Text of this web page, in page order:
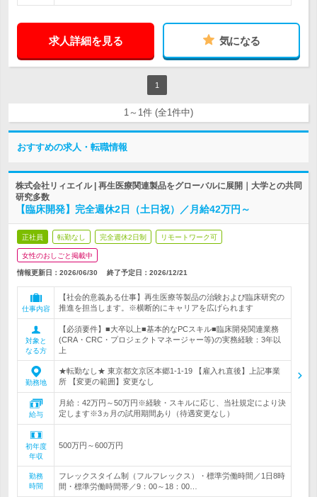
求人詳細を見る 気になる
1
1～1件 (全1件中)
おすすめの求人・転職情報
株式会社リィエイル | 再生医療関連製品をグローバルに展開｜大学との共同
研究多数
【臨床開発】完全週休2日（土日祝）／月給42万円～
正社員 転勤なし 完全週休2日制 リモートワーク可
女性のおしごと掲載中
情報更新日：2026/06/30 終了予定日： 2026/12/21
仕事内容
【社会的意義ある仕事】再生医療等製品の治験および臨床研究の
推進を担当します。※横断的にキャリアを広げられます
対象と
なる方
【必須要件】■大卒以上■基本的なPCスキル■臨床開発関連業務
(CRA・CRC・プロジェクトマネージャー等)の実務経験：3年以
上
勤務地
★転勤なし★ 東京都文京区本郷1-1-19 【雇入れ直後】上記事業
所 【変更の範囲】変更なし
給与
月給：42万円～50万円※経験・スキルに応じ、当社規定により決
定します※3ヵ月の試用期間あり（待遇変更なし）
初年度
年収
500万円～600万円
勤務
時間
フレックスタイム制（フルフレックス）・標準労働時間／1日8時
間・標準労働時間帯／9：00～18：00…